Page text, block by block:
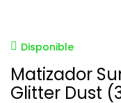
Disponible
Matizador
Glitter Dust